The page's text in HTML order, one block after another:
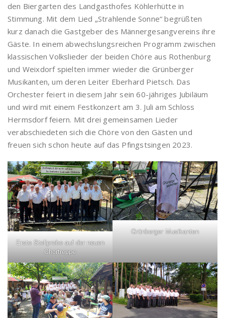
den Biergarten des Landgasthofes Köhlerhütte in
Stimmung. Mit dem Lied „Strahlende Sonne“ begrüßten
kurz danach die Gastgeber des Männergesangvereins ihre
Gäste. In einem abwechslungsreichen Programm zwischen
klassischen Volkslieder der beiden Chöre aus Rothenburg
und Weixdorf spielten immer wieder die Grünberger
Musikanten, um deren Leiter Eberhard Pietsch. Das
Orchester feiert in diesem Jahr sein 60-jähriges Jubiläum
und wird mit einem Festkonzert am 3. Juli am Schloss
Hermsdorf feiern. Mit drei gemeinsamen Lieder
verabschiedeten sich die Chöre von den Gästen und
freuen sich schon heute auf das Pfingstsingen 2023.
Erste Stellprobe auf der neuen
Chortreppe
Grünberger Musikanten